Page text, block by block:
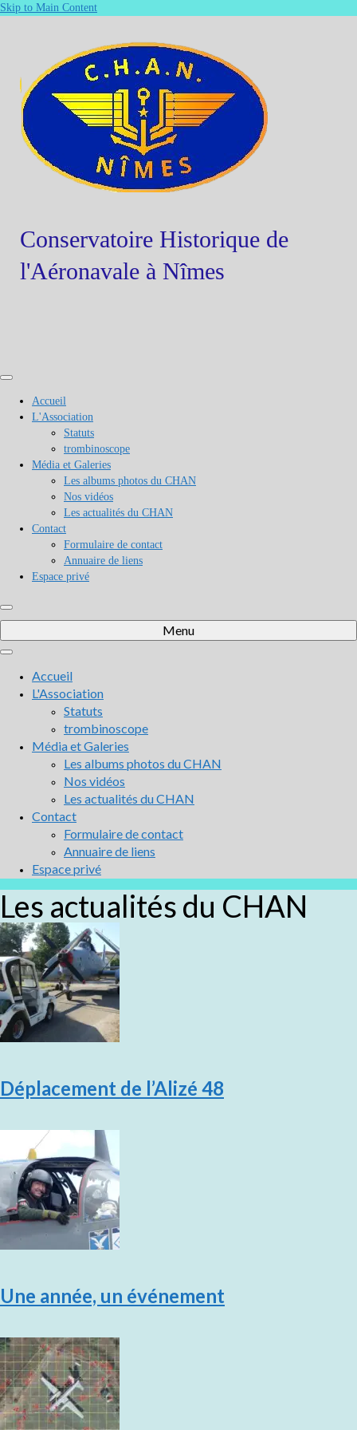
Skip to Main Content
Conservatoire Historique de
l'Aéronavale à Nîmes
Accueil
L'Association
Statuts
trombinoscope
Média et Galeries
Les albums photos du CHAN
Nos vidéos
Les actualités du CHAN
Contact
Formulaire de contact
Annuaire de liens
Espace privé
Menu
Accueil
L'Association
Statuts
trombinoscope
Média et Galeries
Les albums photos du CHAN
Nos vidéos
Les actualités du CHAN
Contact
Formulaire de contact
Annuaire de liens
Espace privé
Les actualités du CHAN
Déplacement de l’Alizé 48
Une année, un événement